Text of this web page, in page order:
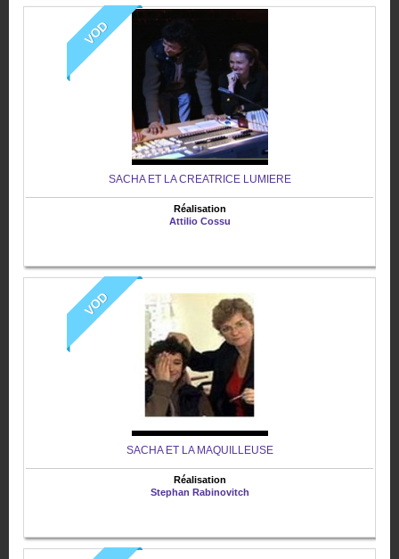
VOD
SACHA ET LA CREATRICE LUMIERE
Réalisation
Attilio Cossu
VOD
SACHA ET LA MAQUILLEUSE
Réalisation
Stephan Rabinovitch